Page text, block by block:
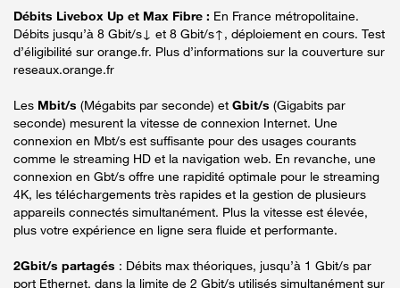
Débits Livebox Up et Max Fibre : En France métropolitaine.
Débits jusqu’à 8 Gbit/s↓ et 8 Gbit/s↑, déploiement en cours. Test
d’éligibilité sur orange.fr. Plus d’informations sur la couverture sur
reseaux.orange.fr
Les Mbit/s (Mégabits par seconde) et Gbit/s (Gigabits par
seconde) mesurent la vitesse de connexion Internet. Une
connexion en Mbt/s est suffisante pour des usages courants
comme le streaming HD et la navigation web. En revanche, une
connexion en Gbt/s offre une rapidité optimale pour le streaming
4K, les téléchargements très rapides et la gestion de plusieurs
appareils connectés simultanément. Plus la vitesse est élevée,
plus votre expérience en ligne sera fluide et performante.
2Gbit/s partagés : Débits max théoriques, jusqu’à 1 Gbit/s par
port Ethernet, dans la limite de 2 Gbit/s utilisés simultanément sur